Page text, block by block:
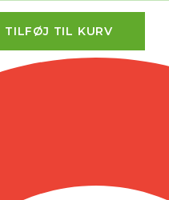
TILFØJ TIL KURV